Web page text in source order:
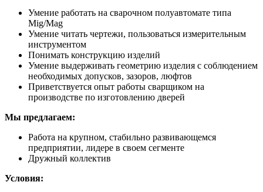
Умение работать на сварочном полуавтомате типа
Mig/Mag
Умение читать чертежи, пользоваться измерительным
инструментом
Понимать конструкцию изделий
Умение выдерживать геометрию изделия с соблюдением
необходимых допусков, зазоров, люфтов
Приветствуется опыт работы сварщиком на
производстве по изготовлению дверей
Мы предлагаем:
Работа на крупном, стабильно развивающемся
предприятии, лидере в своем сегменте
Дружный коллектив
Условия: